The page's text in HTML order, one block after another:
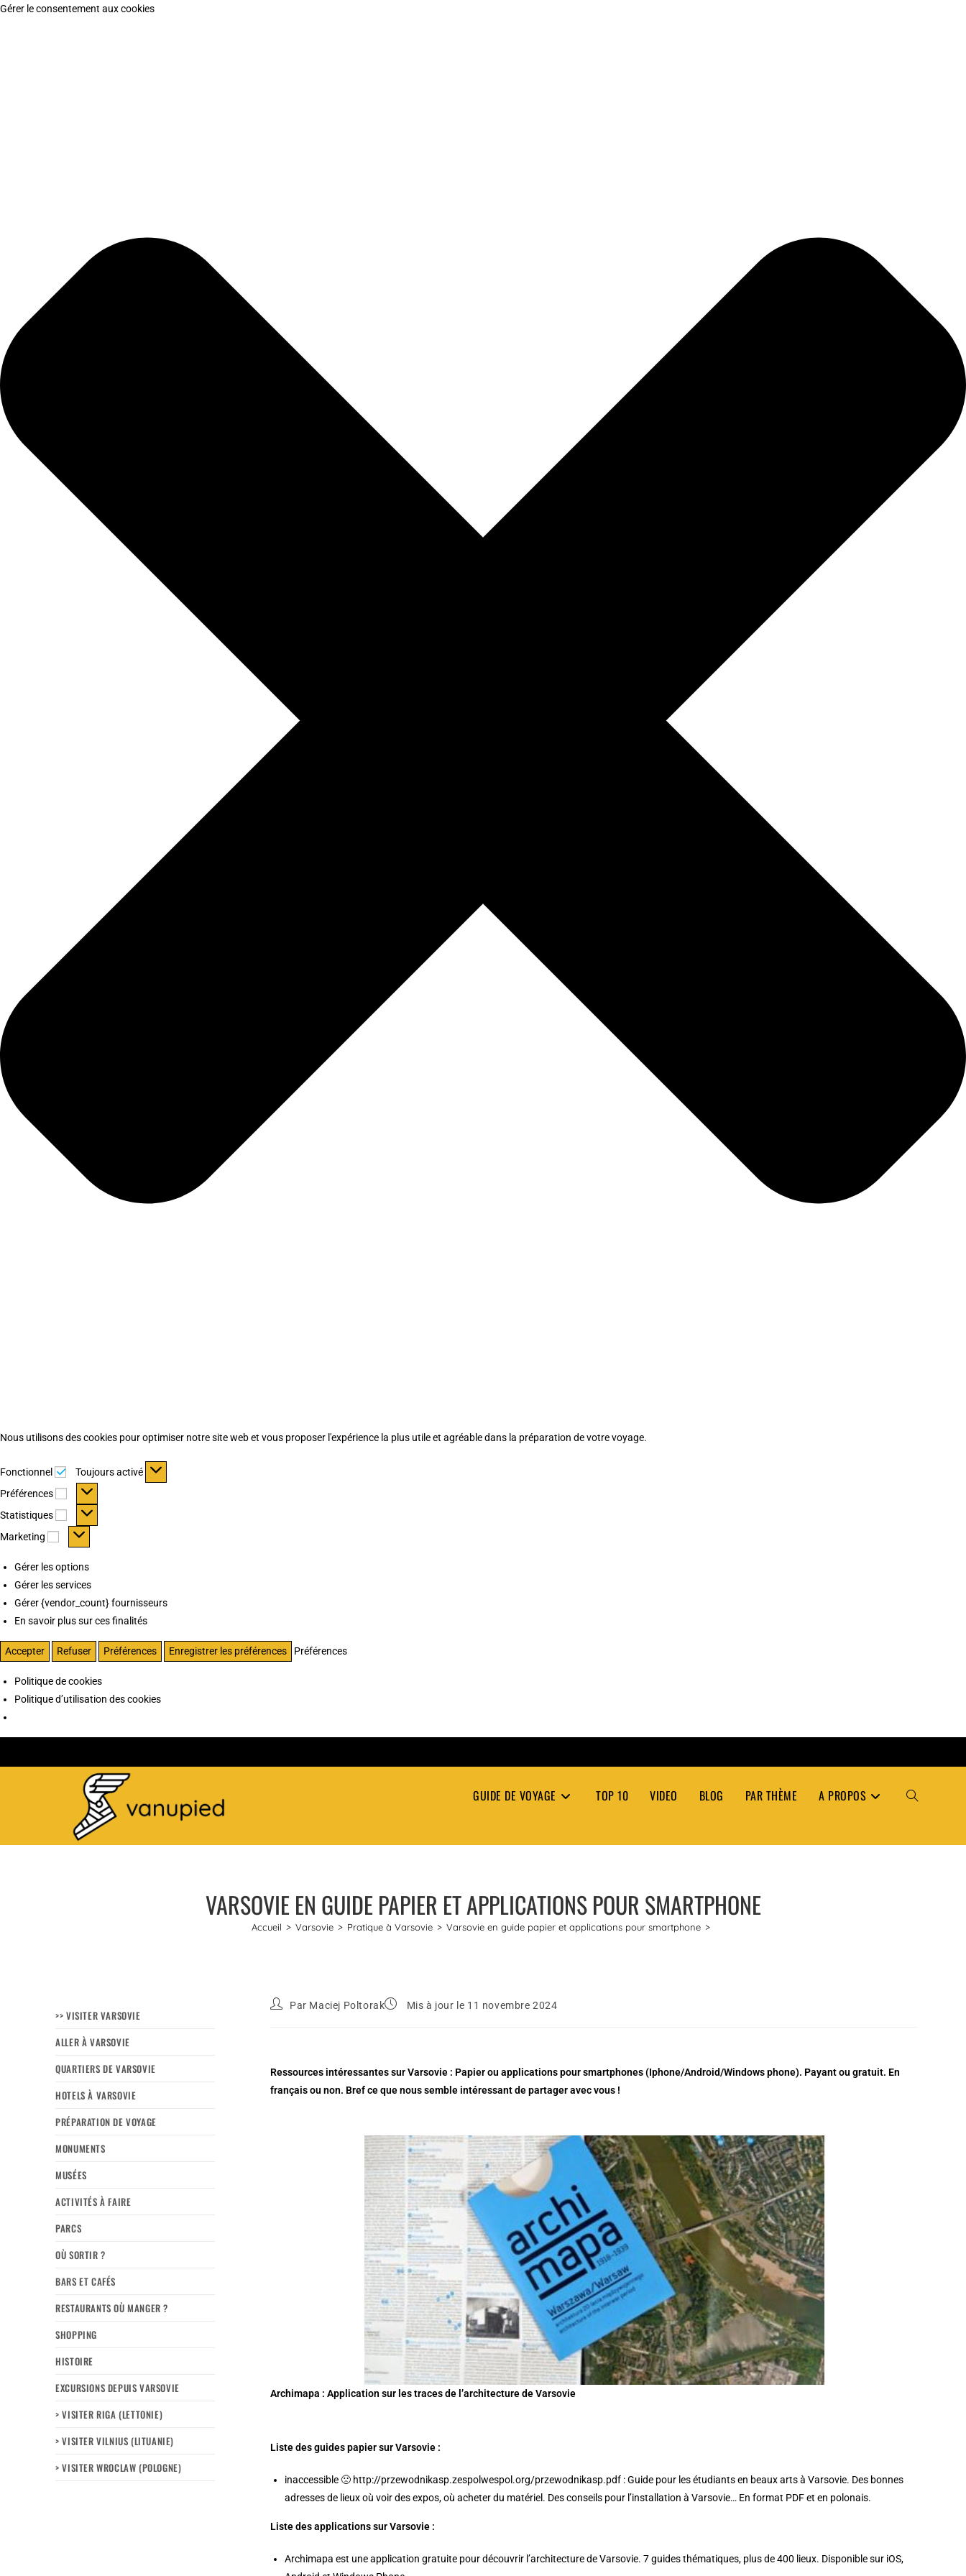
Gérer le consentement aux cookies
Nous utilisons des cookies pour optimiser notre site web et vous proposer l'expérience la plus utile et agréable dans la préparation de votre voyage.
Fonctionnel Fonctionnel
Toujours activé
Préférences
Préférences
Statistiques Statistiques
Marketing Marketing
Gérer les options
Gérer les services
Gérer {vendor_count} fournisseurs
En savoir plus sur ces finalités
Accepter Refuser Préférences Enregistrer les préférences Préférences
Politique de cookies
Politique d’utilisation des cookies
GUIDE DE VOYAGE TOP 10 VIDEO BLOG PAR THÈME A PROPOS TOGGLE
VARSOVIE EN GUIDE PAPIER ET APPLICATIONS POUR SMARTPHONE
Accueil > Varsovie > Pratique à Varsovie > Varsovie en guide papier et applications pour smartphone >
>> VISITER VARSOVIE
ALLER À VARSOVIE
QUARTIERS DE VARSOVIE
HOTELS À VARSOVIE
PRÉPARATION DE VOYAGE
MONUMENTS
MUSÉES
ACTIVITÉS À FAIRE
PARCS
OÙ SORTIR ?
BARS ET CAFÉS
RESTAURANTS OÙ MANGER ?
SHOPPING
HISTOIRE
EXCURSIONS DEPUIS VARSOVIE
> VISITER RIGA (LETTONIE)
> VISITER VILNIUS (LITUANIE)
> VISITER WROCLAW (POLOGNE)
Par Maciej Poltorak Mis à jour le 11 novembre 2024
Ressources intéressantes sur Varsovie : Papier ou applications pour smartphones (Iphone/Android/Windows phone). Payant ou gratuit. En
français ou non. Bref ce que nous semble intéressant de partager avec vous !
Archimapa : Application sur les traces de l’architecture de Varsovie
Liste des guides papier sur Varsovie :
inaccessible 🙁 http://przewodnikasp.zespolwespol.org/przewodnikasp.pdf : Guide pour les étudiants en beaux arts à Varsovie. Des bonnes
adresses de lieux où voir des expos, où acheter du matériel. Des conseils pour l’installation à Varsovie… En format PDF et en polonais.
Liste des applications sur Varsovie :
Archimapa est une application gratuite pour découvrir l’architecture de Varsovie. 7 guides thématiques, plus de 400 lieux. Disponible sur iOS,